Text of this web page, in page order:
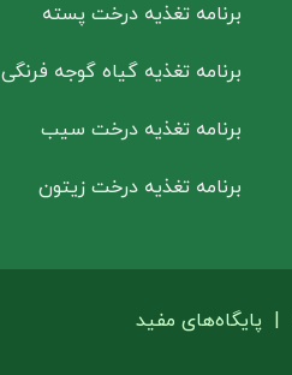
برنامه تغذیه درخت پسته
برنامه تغذیه گیاه گوجه فرنگی
برنامه تغذیه درخت سیب
برنامه تغذیه درخت زیتون
پایگاه‌های مفید